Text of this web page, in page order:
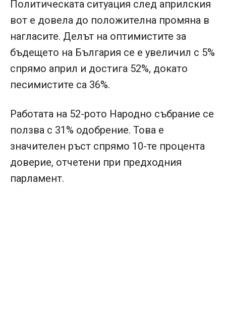
Политическата ситуация след априлския
вот е довела до положителна промяна в
нагласите. Делът на оптимистите за
бъдещето на България се е увеличил с 5%
спрямо април и достига 52%, докато
песимистите са 36%.
Работата на 52-рото Народно събрание се
ползва с 31% одобрение. Това е
значителен ръст спрямо 10-те процента
доверие, отчетени при предходния
парламент.